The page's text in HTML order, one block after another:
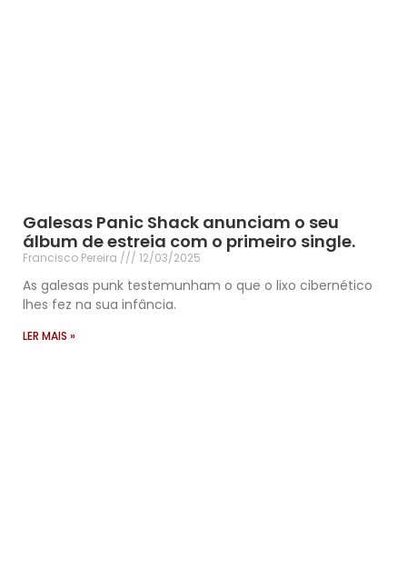
Galesas Panic Shack anunciam o seu
álbum de estreia com o primeiro single.
Francisco Pereira 12/03/2025
As galesas punk testemunham o que o lixo cibernético
lhes fez na sua infância.
LER MAIS »